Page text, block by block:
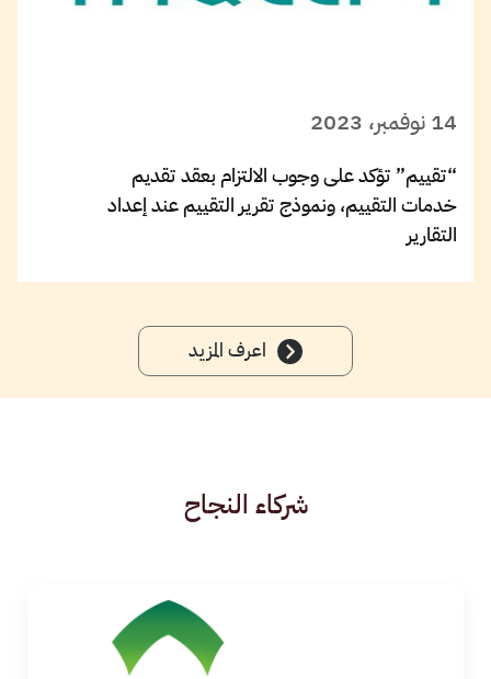
14 نوفمبر، 2023
“تقييم” تؤكد على وجوب الالتزام بعقد تقديم
خدمات التقييم، ونموذج تقرير التقييم عند إعداد
التقارير
اعرف المزيد
شركاء النجاح